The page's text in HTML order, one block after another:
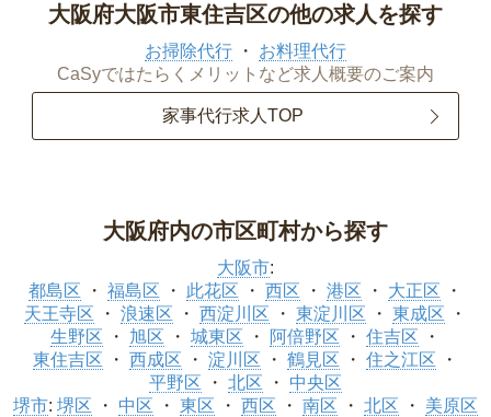
大阪府大阪市東住吉区の他の求人を探す
お掃除代行
お料理代行
CaSyではたらくメリットなど求人概要のご案内
家事代行求人TOP
大阪府内の市区町村から探す
大阪市:
都島区
福島区 此花区 西区 港区
大正区
天王寺区
浪速区 西淀川区 東淀川区
東成区
生野区
旭区 城東区 阿倍野区
住吉区
東住吉区
西成区 淀川区 鶴見区
住之江区
平野区
北区
中央区
堺市: 堺区 中区 東区 西区 南区 北区
美原区